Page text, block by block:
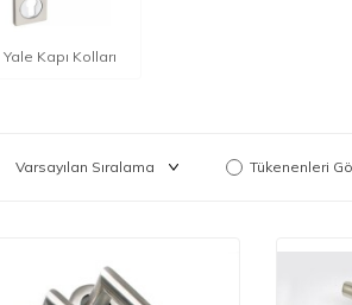
Yale Kapı Kolları
Tükenenleri